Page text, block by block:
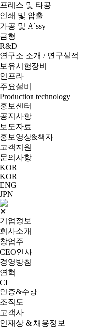
프레스 및 타공
인쇄 및 압출
가공 및 A`ssy
금형
R&D
연구소 소개 / 연구실적
보유시험장비
인프라
주요설비
Production technology
홍보센터
공지사항
보도자료
홍보영상&책자
고객지원
문의사항
KOR
KOR
ENG
JPN
✕
기업정보
회사소개
창업주
CEO인사
경영방침
연혁
CI
인증&수상
조직도
고객사
인재상 & 채용정보